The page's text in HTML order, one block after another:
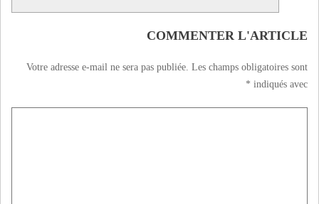
COMMENTER L'ARTICLE
Votre adresse e-mail ne sera pas publiée. Les champs obligatoires sont
indiqués avec
*